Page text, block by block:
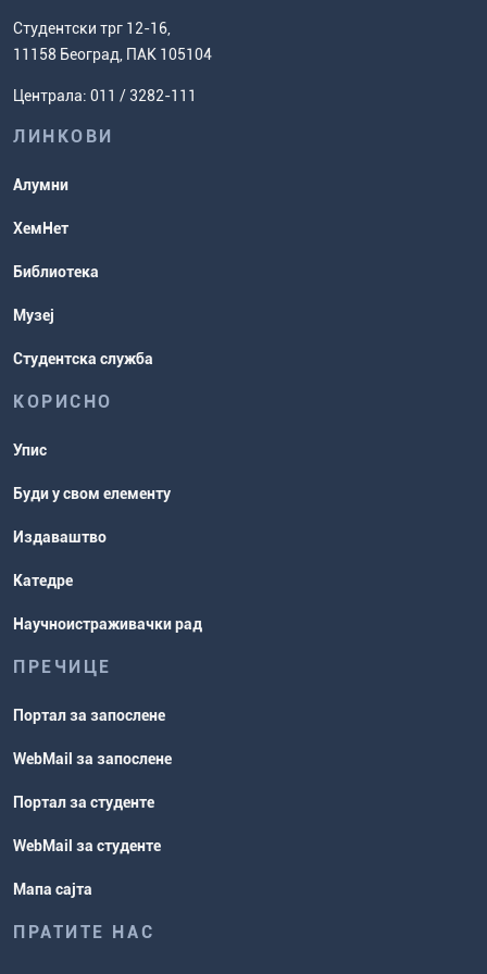
Научноистраживачки рад
Европски систем преноса бодова
(ЕСПБ)
Усавршавање за наставнике
Повереник за равноправност
Студентске организације
рокови
Ценовник студија
испита
Студентски трг 12-16,
11158 Београд, ПАК 105104
Централа: 011 / 3282-111
ЛИНКОВИ
Алумни
ХемНет
Библиотека
Музеј
Студентска служба
КОРИСНО
Упис
Буди у свом елементу
Издаваштво
Катедре
Научноистраживачки рад
ПРЕЧИЦЕ
Портал за запослене
WebMail за запослене
Портал за студенте
WebMail за студенте
Мапа сајта
ПРАТИТЕ НАС